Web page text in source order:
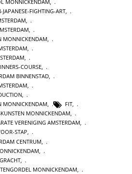
MONNICKENDAM
FIGHTING-ART
MONNICKENDAM
COURSE,
BINNENSTAD,
,
,
MONNICKENDAM, FIT,
MONNICKENDAM,
VERENIGING AMSTERDAM,
STAP,
CENTRUM
MONNICKENDAM